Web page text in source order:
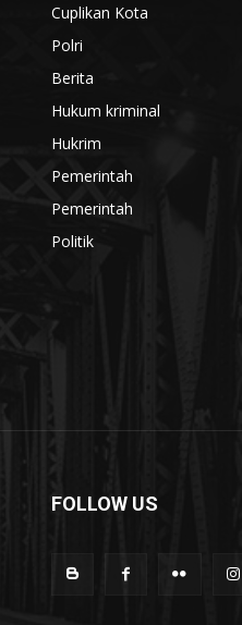
Cuplikan Kota
Polri
Berita
Hukum kriminal
Hukrim
Pemerintah
Pemerintah
Politik
FOLLOW US